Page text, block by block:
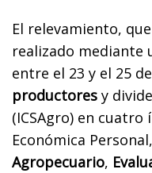
El relevamiento, que
realizado mediante
entre el 23 y el 25
productores y
(ICSAgro) en cuatro
Económica Personal,
Agropecuario,